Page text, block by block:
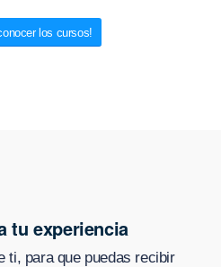
los cursos!
tu experiencia
ti, para que puedas recibir